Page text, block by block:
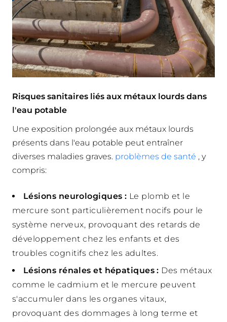
Risques sanitaires liés aux métaux lourds dans
l'eau potable
Une exposition prolongée aux métaux lourds
présents dans l'eau potable peut entraîner
diverses maladies graves. problèmes de santé , y
compris:
Lésions neurologiques : Le plomb et le
mercure sont particulièrement nocifs pour le
système nerveux, provoquant des retards de
développement chez les enfants et des
troubles cognitifs chez les adultes.
Lésions rénales et hépatiques : Des métaux
comme le cadmium et le mercure peuvent
s'accumuler dans les organes vitaux,
provoquant des dommages à long terme et